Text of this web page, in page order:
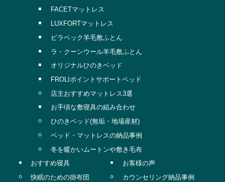
FACETマットレス
LUXFORTマットレス
ビラベック羊毛敷ふとん
ラ・クーンウール羊毛敷ふとん
オリジナルひのきベッド
FROLIポイントサポートベッド
店主おすすめマットレス3選
お手頃な敷寝具の組み合わせ
ひのきベッド(無垢・地場産材)
ベッド・マットレスの納品事例
冬を暖かいムートンや敷き毛布
おすすめ寝具
快眠のための掛布団
お客様の声
カウンセリング納品事例